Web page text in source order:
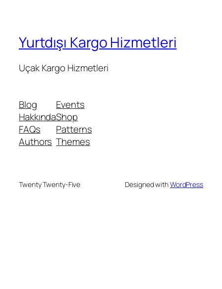
Yurtdışı Kargo Hizmetleri
Uçak Kargo Hizmetleri
Blog
Hakkında
FAQs
Authors
Events
Shop
Patterns
Themes
Twenty Twenty-Five Designed withWordPress